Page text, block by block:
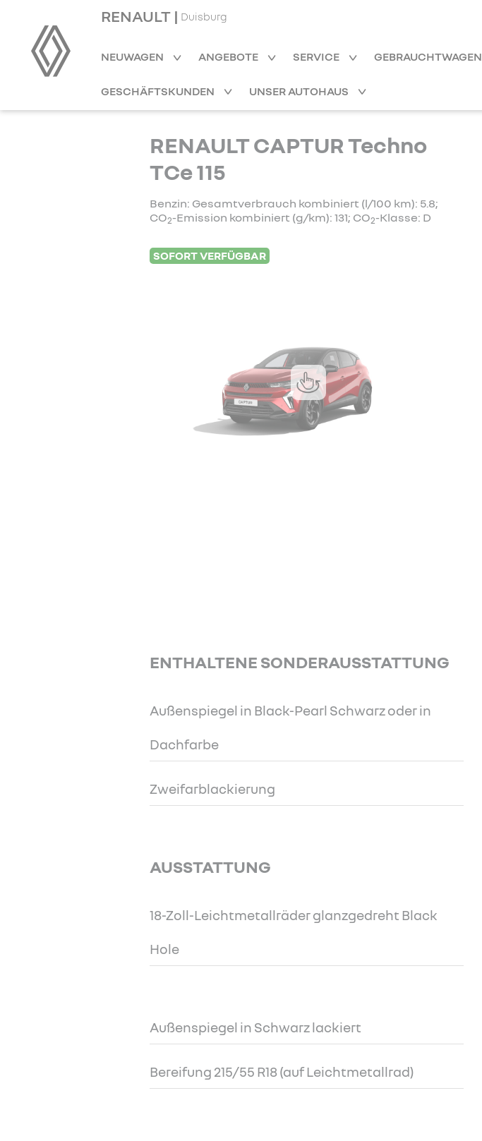
RENAULT | Duisburg
NEUWAGEN ANGEBOTE SERVICE GEBRAUCHTWAGEN
GESCHÄFTSKUNDEN UNSER AUTOHAUS
RENAULT CAPTUR Techno
TCe 115
Benzin: Gesamtverbrauch kombiniert (l/100 km): 5.8;
CO2-Emission kombiniert (g/km): 131; CO2-Klasse: D
SOFORT VERFÜGBAR
ENTHALTENE SONDERAUSSTATTUNG
Außenspiegel in Black-Pearl Schwarz oder in
Dachfarbe
Zweifarblackierung
AUSSTATTUNG
18-Zoll-Leichtmetallräder glanzgedreht Black
Hole
Außenspiegel in Schwarz lackiert
Bereifung 215/55 R18 (auf Leichtmetallrad)